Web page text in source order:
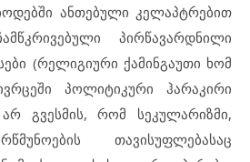
ანთებული კელაპტრებით
პირწავარდნილი
(რელიგიური ქამინგაუთი ხომ
პოლიტიკური ჰარაკირი
გვესმის, რომ სეკულარიზმი,
თავისუფლებასაც